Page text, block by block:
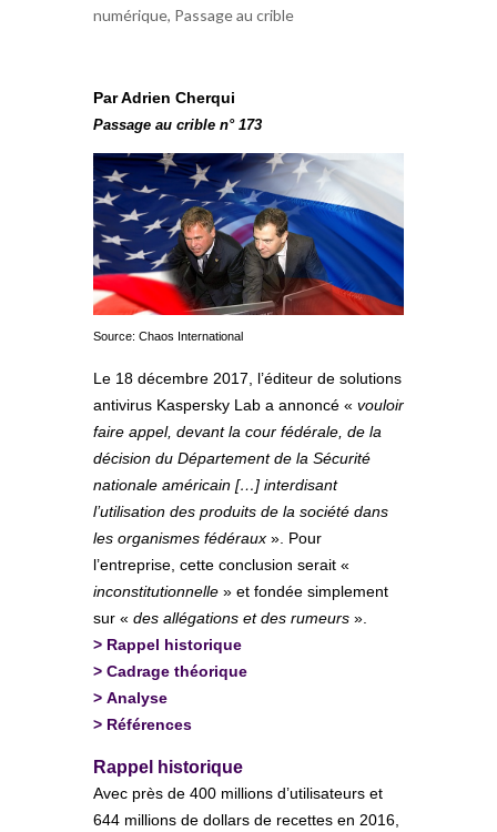
numérique, Passage au crible
Par Adrien Cherqui
Passage au crible n° 173
Source: Chaos International
Le 18 décembre 2017, l’éditeur de solutions
antivirus Kaspersky Lab a annoncé « vouloir
faire appel, devant la cour fédérale, de la
décision du Département de la Sécurité
nationale américain […] interdisant
l’utilisation des produits de la société dans
les organismes fédéraux ». Pour
l’entreprise, cette conclusion serait «
inconstitutionnelle » et fondée simplement
sur « des allégations et des rumeurs ».
> Rappel historique
> Cadrage théorique
> Analyse
> Références
Rappel historique
Avec près de 400 millions d’utilisateurs et
644 millions de dollars de recettes en 2016,